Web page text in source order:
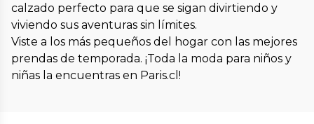
calzado perfecto para que se sigan divirtiendo y
viviendo sus aventuras sin límites.
Viste a los más pequeños del hogar con las mejores
prendas de temporada. ¡Toda la moda para niños y
niñas la encuentras en Paris.cl!